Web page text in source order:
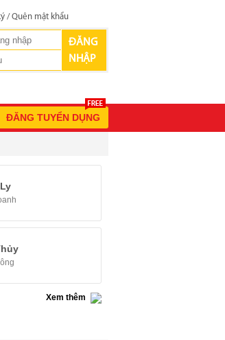
/Quên mật khẩu
ĐĂNG
NHẬP
ĐĂNG TUYỂN DỤNG
Xem thêm